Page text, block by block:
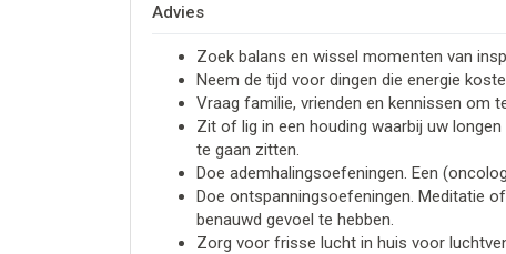
Advies
Zoek balans en wissel momenten van
Neem de tijd voor dingen die energie
Vraag familie, vrienden en kennissen om
Zit of lig in een houding waarbij uw
te gaan zitten.
Doe ademhalingsoefeningen. Een
Doe ontspanningsoefeningen. Meditatie
benauwd gevoel te hebben.
Zorg voor frisse lucht in huis voor